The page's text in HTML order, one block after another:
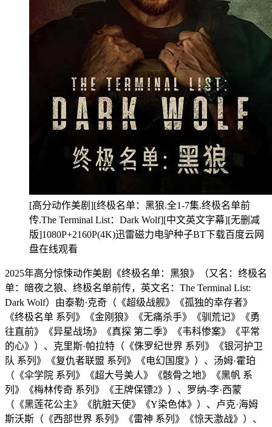
[高分动作美剧][终极名单：黑狼.全1-7集.终极名单前
传.The Terminal List：Dark Wolf][中文英文字幕][无删减
版]1080P+2160P(4K)迅雷磁力电驴种子BT下载百度云网
盘在线观看
2025年高分惊悚动作美剧《终极名单：黑狼》（又名：终极名
单：暗夜之狼、终极名单前传，英文名：The Terminal List:
Dark Wolf）由泰勒·克奇（《超级战舰》《孤独的幸存者》
《终极名单 系列》《金刚狼》《无痛杀手》《驯荒记》《勇
往直前》《异星战场》《真探 第二季》《韦科惨案》《平常
的心》）、克里斯·帕拉特（《侏罗纪世界 系列》《银河护卫
队 系列》《复仇者联盟 系列》《电幻国度》）、汤姆·霍珀
（《伞学院 系列》《超大号美人》《骸骨之地》《黑帆 系
列》《梅林传奇 系列》《王牌保镖2》）、罗纳-李·西蒙
（《黑莲花公主》《肮脏天使》《Y染色体》）、卢克·海姆
斯沃斯（《西部世界 系列》《雷神 系列》《惊天激战》）、